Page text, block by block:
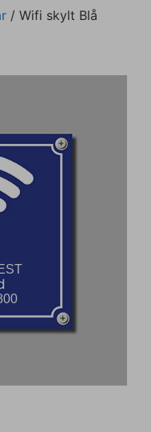
/ Wifi skylt Blå